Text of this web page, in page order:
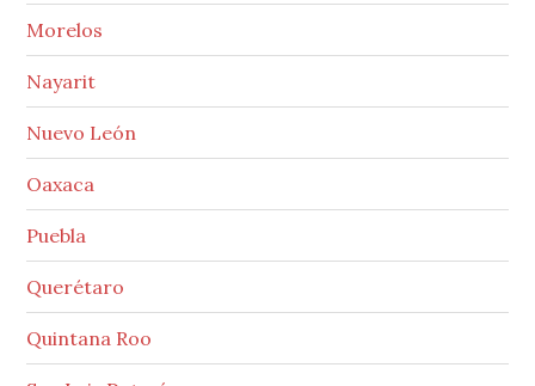
Morelos
Nayarit
Nuevo León
Oaxaca
Puebla
Querétaro
Quintana Roo